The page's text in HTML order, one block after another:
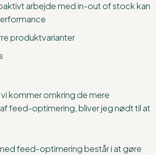
arbejde med in-out of stock kan
produktvarianter
kommer omkring de mere
feed-optimering, bliver jeg nødt til at
feed-optimering består i at gøre